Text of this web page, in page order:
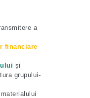
a
financiare
și
grupului-
materialului